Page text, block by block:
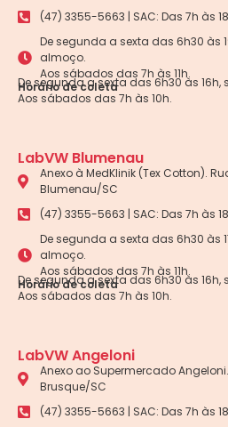
(47) 3355-5663 | SAC: Das 7h às
De segunda a sexta das 6h30 às
almoço.
Aos sábados das 7h às 11h.
Horário de coleta
De segunda a sexta das 6h30 às
Aos sábados das 7h às 10h.
LabVW Blumenau
Anexo à MedKlinik (Tex Cotton).
Blumenau/SC
(47) 3355-5663 | SAC: Das 7h às
De segunda a sexta das 6h30 às
almoço.
Aos sábados das 7h às 11h.
Horário de coleta
De segunda a sexta das 6h30 às
Aos sábados das 7h às 10h.
LabVW Angeloni
Anexo ao Supermercado Angeloni.
Brusque/SC
(47) 3355-5663 | SAC: Das 7h às